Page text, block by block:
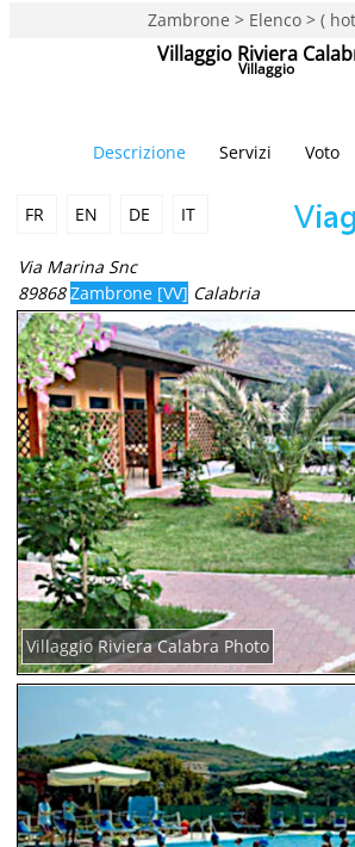
Zambrone > Elenco > (
Villaggio Riviera
Villaggio
Descrizione Servizi Voto
FR EN DE IT
Via Marina Snc
89868Zambrone [VV] Calabria
Villaggio Riviera Calabra Photo